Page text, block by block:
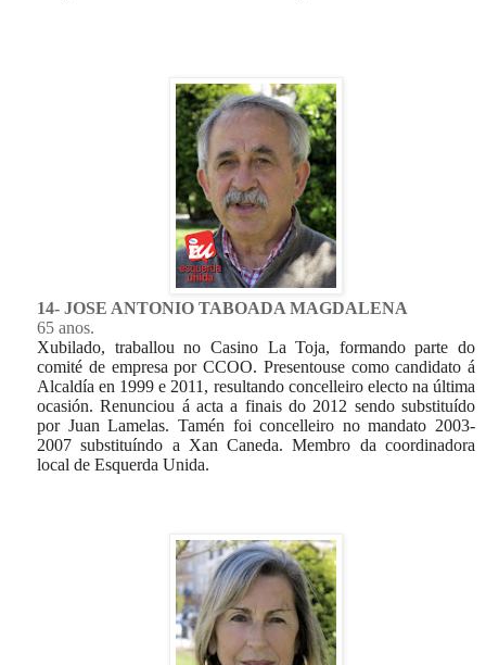
14- JOSE ANTONIO TABOADA MAGDALENA
65 anos.
Xubilado, traballou no Casino La Toja, formando parte do
comité de empresa por CCOO. Presentouse como candidato á
Alcaldía en 1999 e 2011, resultando concelleiro electo na última
ocasión. Renunciou á acta a finais do 2012 sendo substituído
por Juan Lamelas. Tamén foi concelleiro no mandato 2003-
2007 substituíndo a Xan Caneda. Membro da coordinadora
local de Esquerda Unida.